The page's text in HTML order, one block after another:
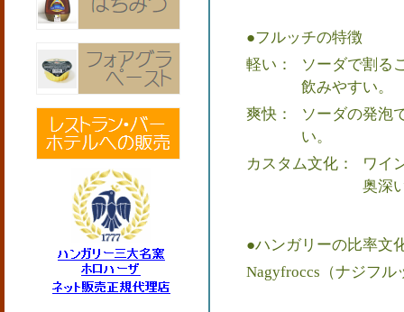
●フルッチの特徴
軽い：
ソーダで割る
飲みやすい。
爽快：
ソーダの発泡
い。
カスタム文化：
ワイ
奥深
●ハンガリーの比率文
Nagyfroccs（ナジフ